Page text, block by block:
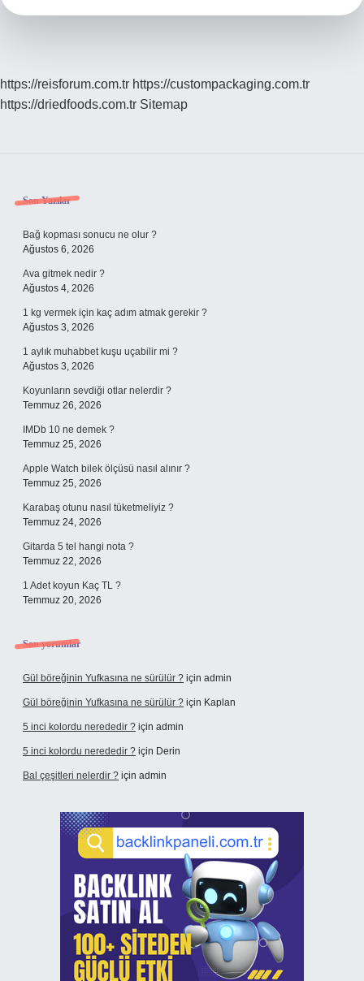
https://reisforum.com.tr https://custompackaging.com.tr
https://driedfoods.com.tr Sitemap
Sidebar
Son Yazılar
Bağ kopması sonucu ne olur ?
Ağustos 6, 2026
Ava gitmek nedir ?
Ağustos 4, 2026
1 kg vermek için kaç adım atmak gerekir ?
Ağustos 3, 2026
1 aylık muhabbet kuşu uçabilir mi ?
Ağustos 3, 2026
Koyunların sevdiği otlar nelerdir ?
Temmuz 26, 2026
IMDb 10 ne demek ?
Temmuz 25, 2026
Apple Watch bilek ölçüsü nasıl alınır ?
Temmuz 25, 2026
Karabaş otunu nasıl tüketmeliyiz ?
Temmuz 24, 2026
Gitarda 5 tel hangi nota ?
Temmuz 22, 2026
1 Adet koyun Kaç TL ?
Temmuz 20, 2026
Son yorumlar
Gül böreğinin Yufkasına ne sürülür ? için admin
Gül böreğinin Yufkasına ne sürülür ? için Kaplan
5 inci kolordu nerededir ? için admin
5 inci kolordu nerededir ? için Derin
Bal çeşitleri nelerdir ? için admin